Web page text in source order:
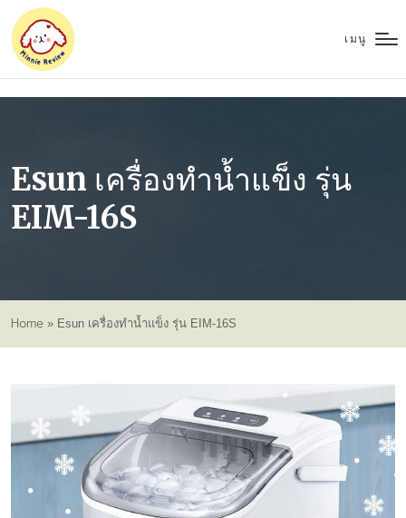
เมนู
Esun เครื่องทำน้ำแข็ง รุ่น
EIM-16S
Home » Esun เครื่องทำน้ำแข็ง รุ่น EIM-16S